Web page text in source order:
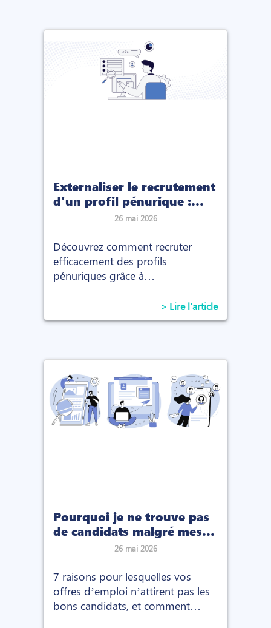
Externaliser le recrutement
d'un profil pénurique :
comment ça marche (et
26 mai 2026
Découvrez comment recruter
efficacement des profils
pénuriques grâce à
candidats passifs, secteurs en
tension.
> Lire l'article
Pourquoi je ne trouve pas
de candidats malgré mes
annonces (7 raisons +
26 mai 2026
7 raisons pour lesquelles vos
offres d’emploi n’attirent pas les
bons candidats, et comment